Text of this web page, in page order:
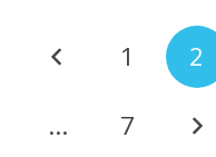
1 2
… 7